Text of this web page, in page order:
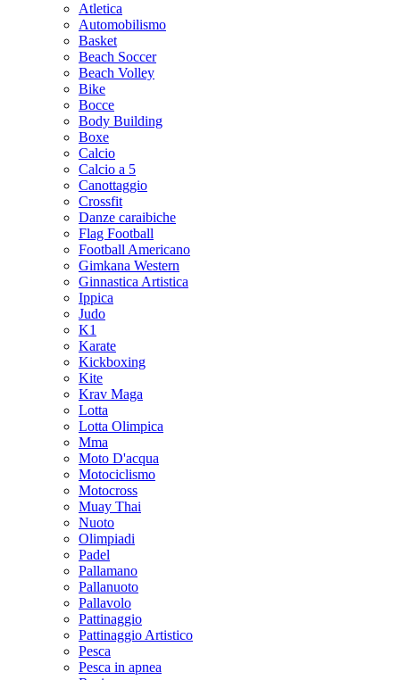
Atletica
Automobilismo
Basket
Beach Soccer
Beach Volley
Bike
Bocce
Body Building
Boxe
Calcio
Calcio a 5
Canottaggio
Crossfit
Danze caraibiche
Flag Football
Football Americano
Gimkana Western
Ginnastica Artistica
Ippica
Judo
K1
Karate
Kickboxing
Kite
Krav Maga
Lotta
Lotta Olimpica
Mma
Moto D'acqua
Motociclismo
Motocross
Muay Thai
Nuoto
Olimpiadi
Padel
Pallamano
Pallanuoto
Pallavolo
Pattinaggio
Pattinaggio Artistico
Pesca
Pesca in apnea